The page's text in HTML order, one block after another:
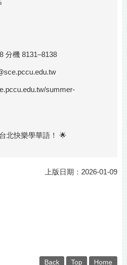
分機 8131–8138
summer-
北快樂學華語！ 🌟
上版日期：2026-01-09
Back Top Home